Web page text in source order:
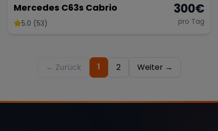
Mercedes C63s Cabrio
5.0 (53)
300€
pro Tag
← Zurück 1 2 Weiter →